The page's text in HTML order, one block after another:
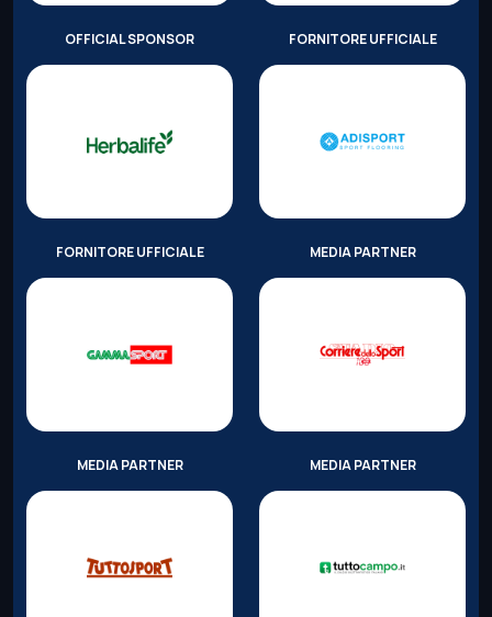
OFFICIAL SPONSOR FORNITORE UFFICIALE
FORNITORE UFFICIALE MEDIA PARTNER
MEDIA PARTNER MEDIA PARTNER